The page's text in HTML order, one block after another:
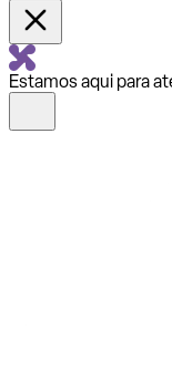
Estamos aqui para